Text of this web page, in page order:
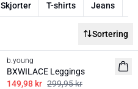
Skjorter T-shirts Jeans
Sortering
b.young
BXWILACE Leggings
149,98 kr 299,95 kr